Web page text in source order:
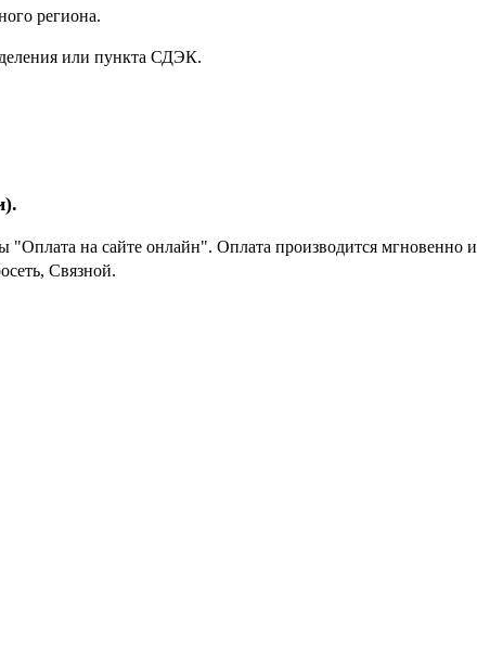
региона.
или пункта СДЭК.
"Оплата на сайте онлайн". Оплата производится мгновенно и
Связной.